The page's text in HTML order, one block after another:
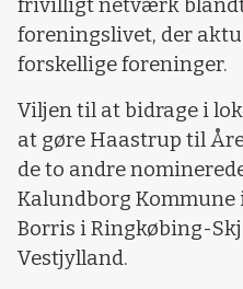
frivilligt netværk
foreningslivet, der
forskellige foreninger.
Viljen til at bidrage i
at gøre Haastrup til
de to andre
Kalundborg
Borris i Ringkøbing-
Vestjylland.